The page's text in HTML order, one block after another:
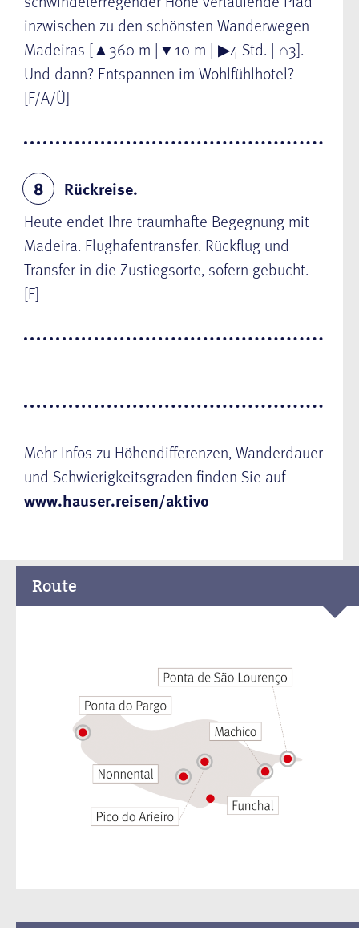
inzwischen zu den schönsten Wanderwegen
Madeiras [▲360 m | ▼10 m | ▶4 Std. | ⌂3].
Und dann? Entspannen im Wohlfühlhotel?
[F/A/Ü]
8
Rückreise.
Heute endet Ihre traumhafte Begegnung mit
Madeira. Flughafentransfer. Rückflug und
Transfer in die Zustiegsorte, sofern gebucht.
[F]
Mehr Infos zu Höhendifferenzen, Wanderdauer
und Schwierigkeitsgraden finden Sie auf
www.hauser.reisen/aktivo
Route